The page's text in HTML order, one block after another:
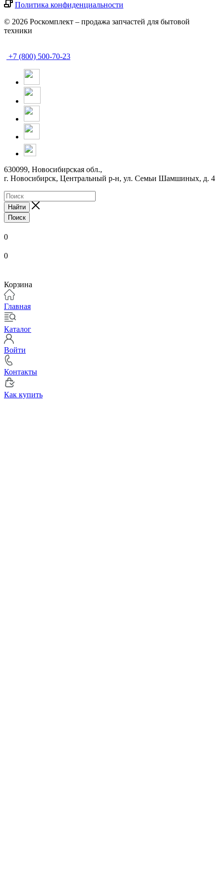
Политика конфиденциальности
© 2026 Роскомплект – продажа запчастей для бытовой
техники
+7 (800) 500-70-23
630099, Новосибирская обл.,
г. Новосибирск, Центральный р-н, ул. Семьи Шамшиных, д. 4
Найти
Поиск
0
0
Корзина
Главная
Каталог
Войти
Контакты
Как купить